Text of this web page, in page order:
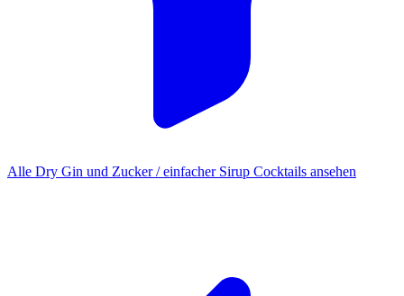
Alle Dry Gin und Zucker / einfacher Sirup Cocktails ansehen